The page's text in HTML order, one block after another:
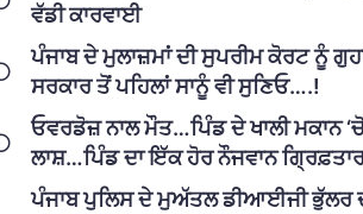
ਵੱਡੀ ਕਾਰਵਾਈ
ਪੰਜਾਬ ਦੇ ਮੁਲਾਜ਼ਮਾਂ ਦੀ ਸੁਪਰੀਮ ਕੋਰਟ ਨੂੰ
ਸਰਕਾਰ ਤੋਂ ਪਹਿਲਾਂ ਸਾਨੂੰ ਵੀ ਸੁਣਿਓ….!
ਓਵਰਡੋਜ਼ ਨਾਲ ਮੌਤ…ਪਿੰਡ ਦੇ ਖਾਲੀ ਮਕਾਨ
ਲਾਸ਼…ਪਿੰਡ ਦਾ ਇੱਕ ਹੋਰ ਨੌਜਵਾਨ
ਪੰਜਾਬ ਪੁਲਿਸ ਦੇ ਮੁਅੱਤਲ ਡੀਆਈਜੀ ਭੁੱਲਰ